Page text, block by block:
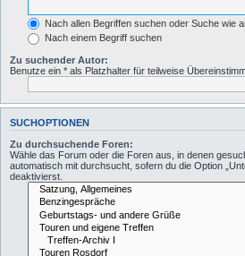
Nach allen Begriffen suchen oder Suche wie
Nach einem Begriff suchen
Zu suchender Autor:
Benutze ein * als Platzhalter für teilweise
SUCHOPTIONEN
Zu durchsuchende Foren:
Wähle das Forum oder die Foren aus, in denen
automatisch mit durchsucht, sofern du die Option
deaktivierst.